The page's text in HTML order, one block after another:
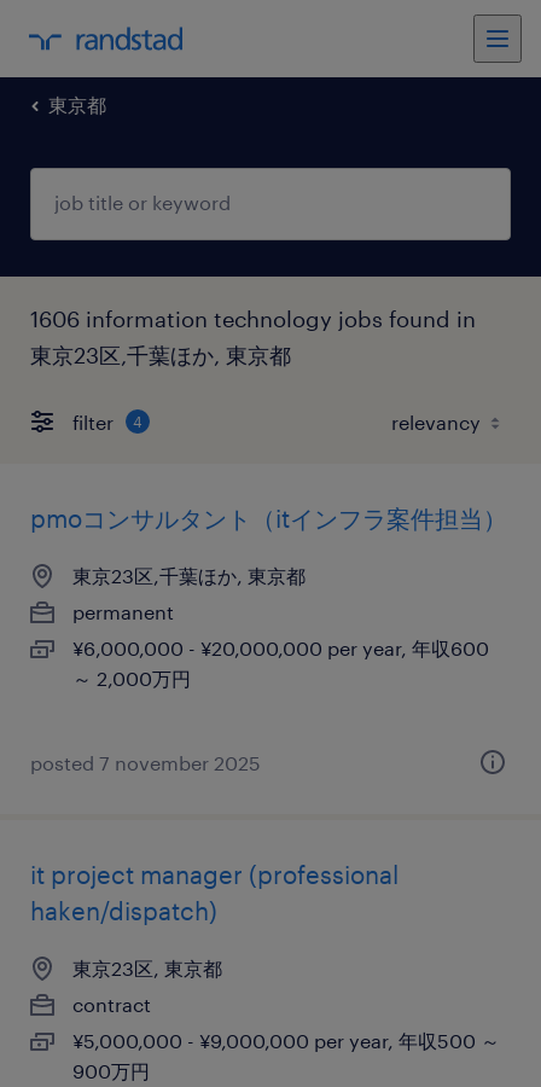
東京都
1606 information technology jobs found in
東京23区,千葉ほか, 東京都
filter 4
pmoコンサルタント（itインフラ案件担当）
東京23区,千葉ほか, 東京都
permanent
¥6,000,000 - ¥20,000,000 per year, 年収600
～ 2,000万円
posted 7 november 2025
it project manager (professional
haken/dispatch)
東京23区, 東京都
contract
¥5,000,000 - ¥9,000,000 per year, 年収500 ～
900万円